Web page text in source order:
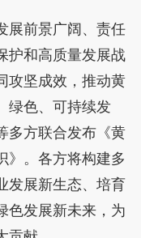
展前景广阔、责任
护和高质量发展战
攻坚成效，推动黄
绿色、可持续发
多方联合发布《黄
》。各方将构建多
发展新生态、培育
色发展新未来，为